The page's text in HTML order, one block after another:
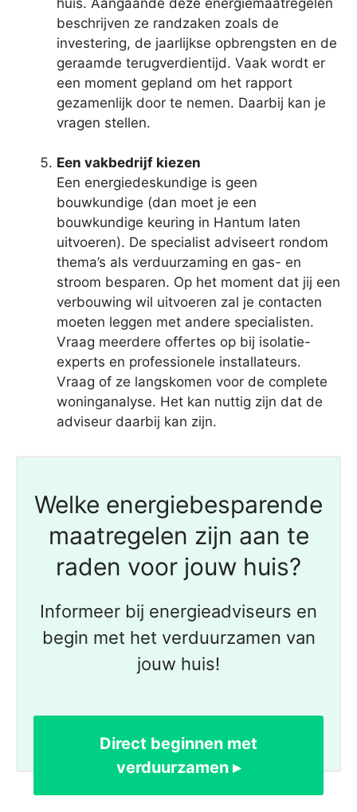
beschrijven ze randzaken zoals de
investering, de jaarlijkse opbrengsten en de
geraamde terugverdientijd. Vaak wordt er
een moment gepland om het rapport
gezamenlijk door te nemen. Daarbij kan je
vragen stellen.
Een vakbedrijf kiezen
Een energiedeskundige is geen
bouwkundige (dan moet je een
bouwkundige keuring in Hantum laten
uitvoeren). De specialist adviseert rondom
thema’s als verduurzaming en gas- en
stroom besparen. Op het moment dat jij een
verbouwing wil uitvoeren zal je contacten
moeten leggen met andere specialisten.
Vraag meerdere offertes op bij isolatie-
experts en professionele installateurs.
Vraag of ze langskomen voor de complete
woninganalyse. Het kan nuttig zijn dat de
adviseur daarbij kan zijn.
Welke energiebesparende
maatregelen zijn aan te
raden voor jouw huis?
Informeer bij energieadviseurs en
begin met het verduurzamen van
jouw huis!
Direct beginnen met
verduurzamen ▸